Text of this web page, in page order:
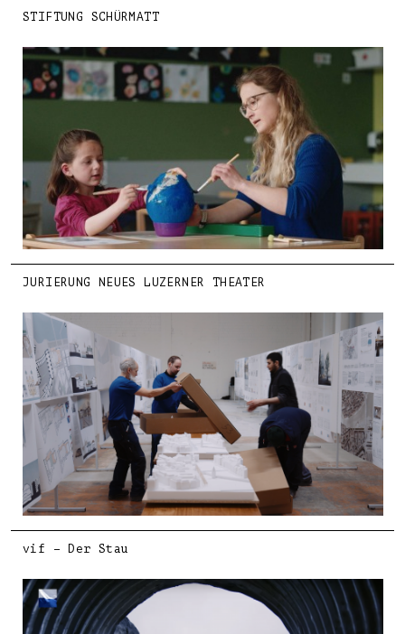
STIFTUNG SCHÜRMATT
JURIERUNG NEUES LUZERNER THEATER
vif – Der Stau